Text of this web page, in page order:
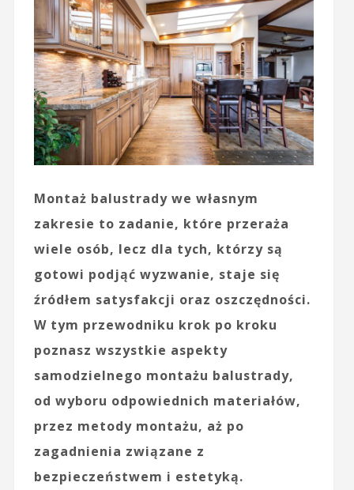
Montaż balustrady we własnym
zakresie to zadanie, które przeraża
wiele osób, lecz dla tych, którzy są
gotowi podjąć wyzwanie, staje się
źródłem satysfakcji oraz oszczędności.
W tym przewodniku krok po kroku
poznasz wszystkie aspekty
samodzielnego montażu balustrady,
od wyboru odpowiednich materiałów,
przez metody montażu, aż po
zagadnienia związane z
bezpieczeństwem i estetyką.